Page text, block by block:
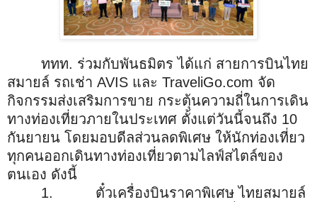
ททท. ร่วมกับพันธมิตร ได้แก่ สายการบินไทย
สมายล์ รถเช่า AVIS และ TraveliGo.com จัด
กิจกรรมส่งเสริมการขาย กระตุ้นความถี่ในการเดิน
ทางท่องเที่ยวภายในประเทศ ตั้งแต่วันนี้จนถึง 10
กันยายน โดยมอบดีลส่วนลดพิเศษ ให้นักท่องเที่ยว
ทุกคนออกเดินทางท่องเที่ยวตามไลฟ์สไตล์ของ
ตนเอง ดังนี้
1. ตั๋วเครื่องบินราคาพิเศษ ไทยสมายล์